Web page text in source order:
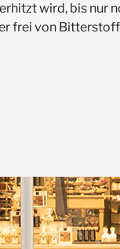
wird, bis nur
frei von